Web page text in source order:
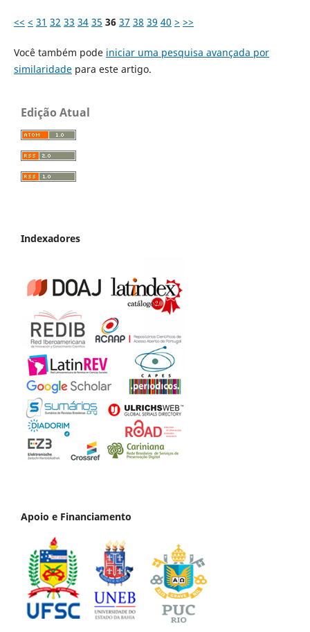
<< < 31 32 33 34 35 36 37 38 39 40 > >>
Você também pode iniciar uma pesquisa avançada por
similaridadepara este artigo.
Edição Atual
Indexadores
Apoio e Financiamento